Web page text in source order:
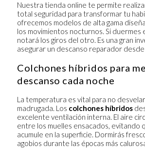
Nuestra tienda online te permite
total seguridad para transformar tu
ofrecemos modelos de alta gama
los movimientos nocturnos. Si duermes
notará los giros del otro. Es una gran
asegurar un descanso reparador
Colchones híbridos para
descanso cada noche
La temperatura es vital para no
madrugada. Los colchones híbridos
excelente ventilación interna. El aire
entre los muelles ensacados, evitando
acumule en la superficie. Dormirás
agobios durante las épocas más